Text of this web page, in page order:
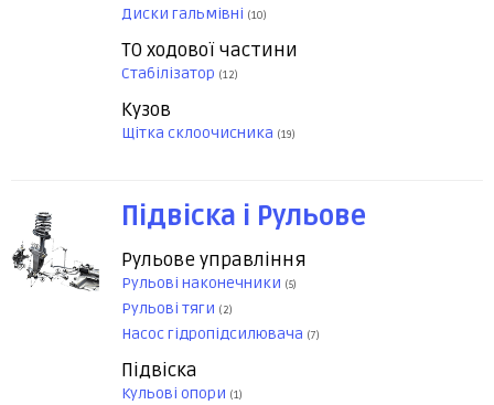
Диски гальмівні (10)
ТО ходової частини
Стабілізатор (12)
Кузов
Щітка склоочисника (19)
Підвіска і Рульове
Рульове управління
Рульові наконечники (5)
Рульові тяги (2)
Насос гідропідсилювача (7)
Підвіска
Кульові опори (1)